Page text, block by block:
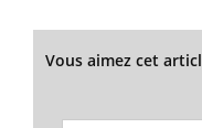
Vous aimez cet